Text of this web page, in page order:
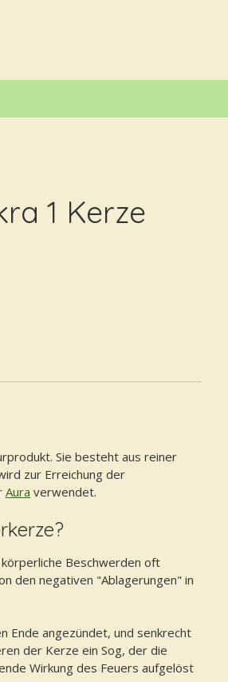
1 Kerze
Sie besteht aus reiner
zur Erreichung der
Aura verwendet.
Beschwerden oft
den negativen "Ablagerungen" in
Ende angezündet, und senkrecht
der Kerze ein Sog, der die
Wirkung des Feuers aufgelöst